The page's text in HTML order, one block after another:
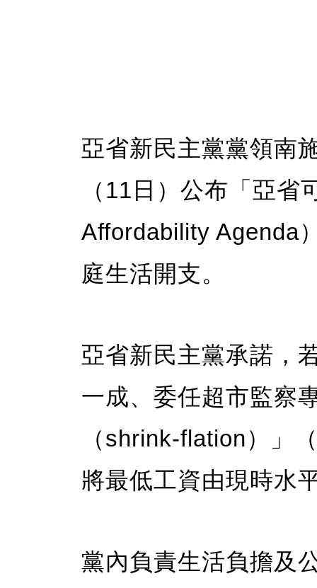
亞省新民主黨黨領南
（11日）公布「亞
Affordability Agenda
庭生活開支。
亞省新民主黨承諾，
一成、委任超市監察
（shrink-flation）」
將最低工資由現時水
黨內負責生活負擔及